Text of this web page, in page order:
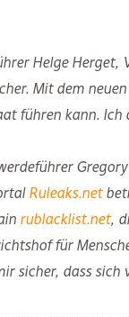
Helge
Mit dem
führen kann. Ich
Ruleaks.net
rublacklist.net,
für
sicher, dass